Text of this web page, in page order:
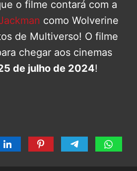
o filme contará com a
como Wolverine
de Multiverso! O filme
chegar aos cinemas
de julho de 2024!